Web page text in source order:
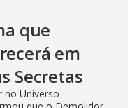
que
em
Secretas
no Universo